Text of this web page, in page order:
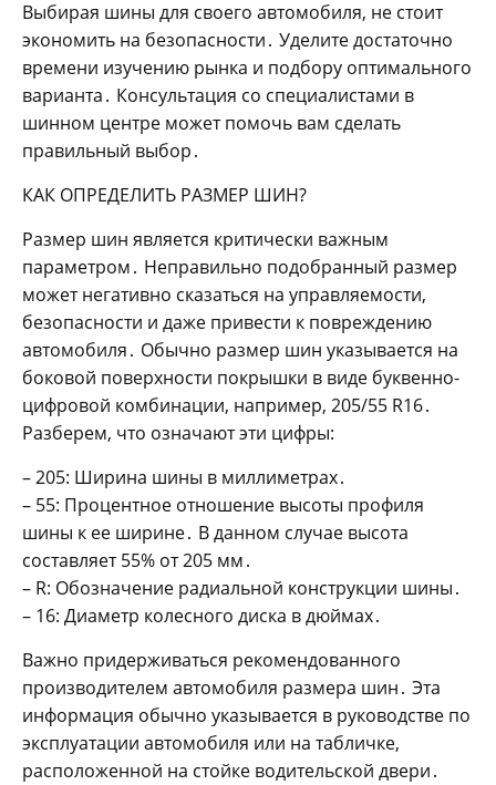
Выбирая шины для своего автомобиля‚ не стоит
экономить на безопасности․ Уделите достаточно
времени изучению рынка и подбору оптимального
варианта․ Консультация со специалистами в
шинном центре может помочь вам сделать
правильный выбор․
КАК ОПРЕДЕЛИТЬ РАЗМЕР ШИН?
Размер шин является критически важным
параметром․ Неправильно подобранный размер
может негативно сказаться на управляемости‚
безопасности и даже привести к повреждению
автомобиля․ Обычно размер шин указывается на
боковой поверхности покрышки в виде буквенно-
цифровой комбинации‚ например‚ 205/55 R16․
Разберем‚ что означают эти цифры:
– 205: Ширина шины в миллиметрах․
– 55: Процентное отношение высоты профиля
шины к ее ширине․ В данном случае высота
составляет 55% от 205 мм․
– R: Обозначение радиальной конструкции шины․
– 16: Диаметр колесного диска в дюймах․
Важно придерживаться рекомендованного
производителем автомобиля размера шин․ Эта
информация обычно указывается в руководстве по
эксплуатации автомобиля или на табличке‚
расположенной на стойке водительской двери․